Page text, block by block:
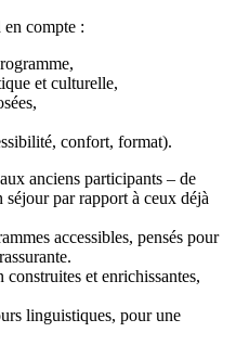
compte :
et culturelle,
confort, format).
anciens participants – de
par rapport à ceux déjà
accessibles, pensés pour
et enrichissantes,
linguistiques, pour une